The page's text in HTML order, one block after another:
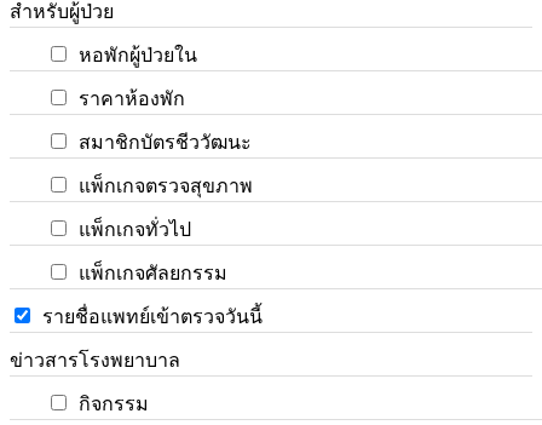
สำหรับผู้ป่วย
หอพักผู้ป่วยใน
ราคาห้องพัก
สมาชิกบัตรชีววัฒนะ
แพ็กเกจตรวจสุขภาพ
แพ็กเกจทั่วไป
แพ็กเกจศัลยกรรม
รายชื่อแพทย์เข้าตรวจวันนี้
ข่าวสารโรงพยาบาล
กิจกรรม